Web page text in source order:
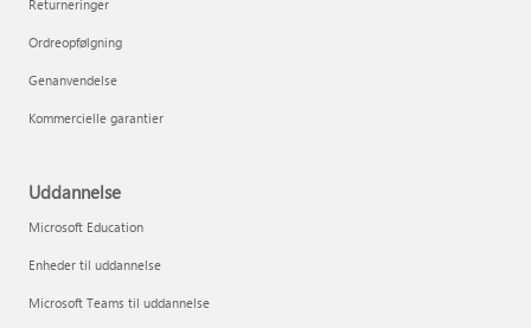
Returneringer
Ordreopfølgning
Genanvendelse
Kommercielle garantier
Uddannelse
Microsoft Education
Enheder til uddannelse
Microsoft Teams til uddannelse